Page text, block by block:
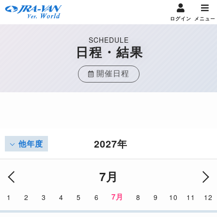
ログイン メニュー
SCHEDULE
日程・結果
開催日程
他年度 2027年
7月
1 2 3 4 5 6 7月 8 9 10 11 12